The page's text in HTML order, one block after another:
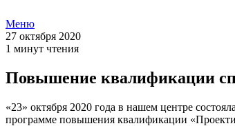
Меню
27 октября 2020
1 минут чтения
Повышение квалификации
«23» октября 2020 года в нашем центре
программе повышения квалификации